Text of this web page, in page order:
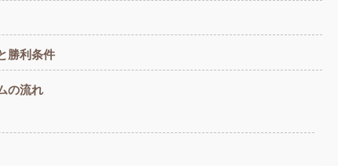
勝利条件
の流れ